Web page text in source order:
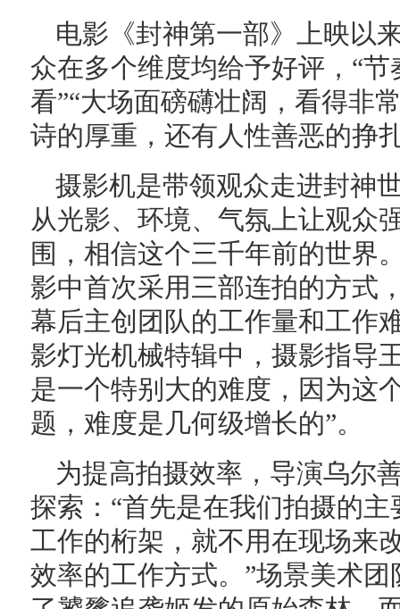
电影《封神第一部》上映以
众在多个维度均给予好评，“
看”“大场面磅礴壮阔，看得非
诗的厚重，还有人性善恶的挣
摄影机是带领观众走进封神
从光影、环境、气氛上让观众
围，相信这个三千年前的世界
影中首次采用三部连拍的方式
幕后主创团队的工作量和工作
影灯光机械特辑中，摄影指导
是一个特别大的难度，因为这
题，难度是几何级增长的”。
为提高拍摄效率，导演乌尔
探索：“首先是在我们拍摄的
工作的桁架，就不用在现场来
效率的工作方式。”场景美术